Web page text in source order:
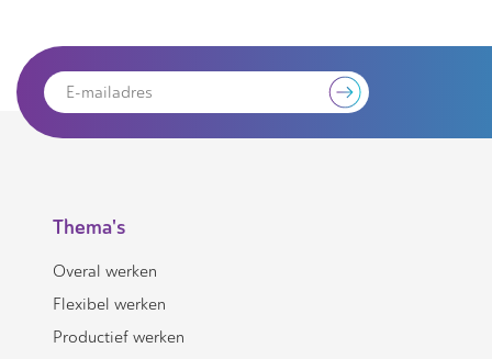
Thema's
Overal werken
Flexibel werken
Productief werken